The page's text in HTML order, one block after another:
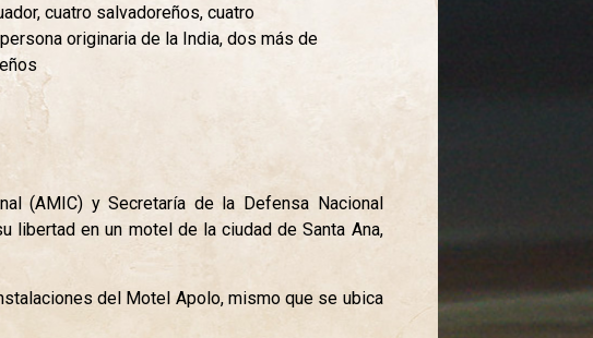
cuatro salvadoreños, cuatro
originaria de la India, dos más de
(AMIC) y Secretaría de la Defensa Nacional
libertad en un motel de la ciudad de Santa Ana,
del Motel Apolo, mismo que se ubica